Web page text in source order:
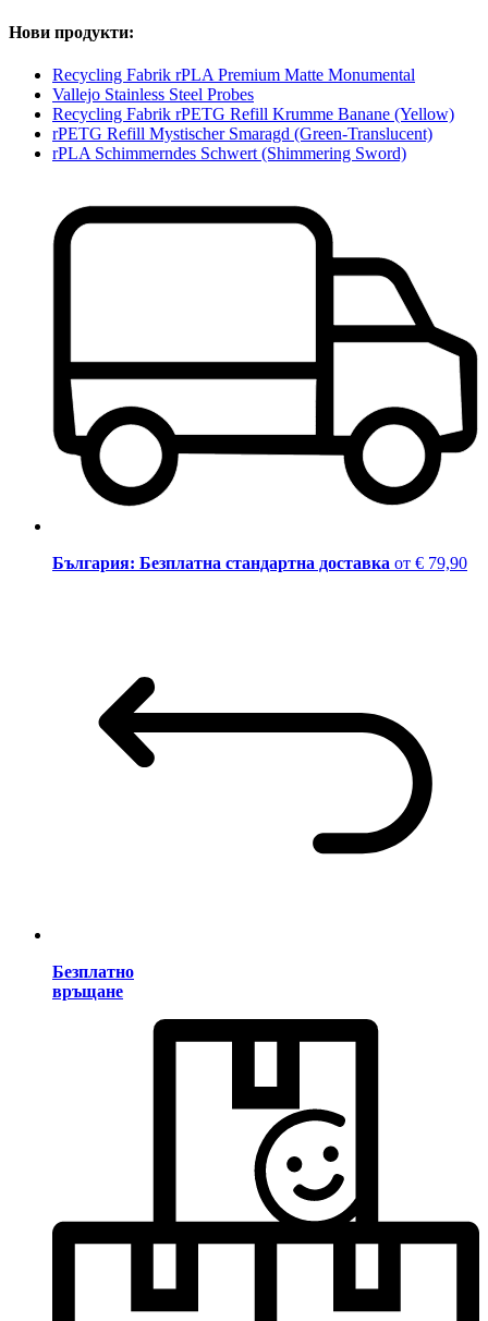
Нови продукти:
Recycling Fabrik rPLA Premium Matte Monumental
Vallejo Stainless Steel Probes
Recycling Fabrik rPETG Refill Krumme Banane (Yellow)
rPETG Refill Mystischer Smaragd (Green-Translucent)
rPLA Schimmerndes Schwert (Shimmering Sword)
България: Безплатна стандартна доставка от € 79,90
Безплатно
връщане